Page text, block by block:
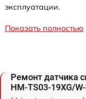
эксплуатации.
Показать полностью
Ремонт датчика
HM-TS03-19XG/